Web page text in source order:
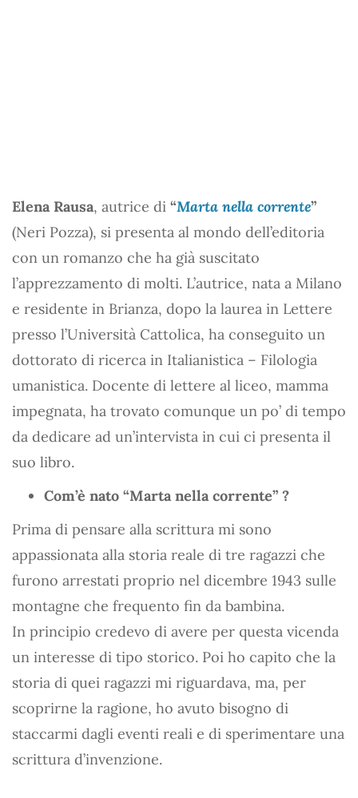
Elena Rausa, autrice di “Marta nella corrente”
(Neri Pozza), si presenta al mondo dell’editoria
con un romanzo che ha già suscitato
l’apprezzamento di molti. L’autrice, nata a Milano
e residente in Brianza, dopo la laurea in Lettere
presso l’Università Cattolica, ha conseguito un
dottorato di ricerca in Italianistica – Filologia
umanistica. Docente di lettere al liceo, mamma
impegnata, ha trovato comunque un po’ di tempo
da dedicare ad un’intervista in cui ci presenta il
suo libro.
Com’è nato “Marta nella corrente” ?
Prima di pensare alla scrittura mi sono
appassionata alla storia reale di tre ragazzi che
furono arrestati proprio nel dicembre 1943 sulle
montagne che frequento fin da bambina.
In principio credevo di avere per questa vicenda
un interesse di tipo storico. Poi ho capito che la
storia di quei ragazzi mi riguardava, ma, per
scoprirne la ragione, ho avuto bisogno di
staccarmi dagli eventi reali e di sperimentare una
scrittura d’invenzione.